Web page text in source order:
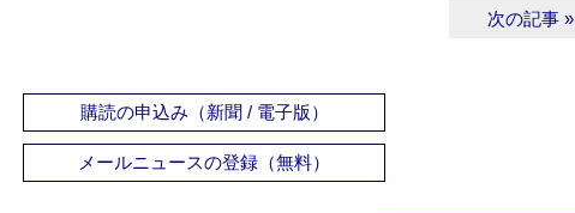
次の記事 »
購読の申込み（新聞 / 電子版）
メールニュースの登録（無料）